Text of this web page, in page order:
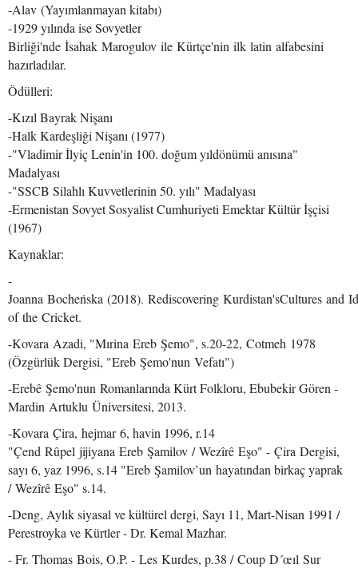
-Alav (Yayımlanmayan kitabı)
-1929 yılında ise Sovyetler
Birliği'nde İsahak Marogulov ile Kürtçe'nin ilk latin alfabesini
hazırladılar.
Ödülleri:
-Kızıl Bayrak Nişanı
-Halk Kardeşliği Nişanı (1977)
-"Vladimir İlyiç Lenin'in 100. doğum yıldönümü anısına"
Madalyası
-"SSCB Silahlı Kuvvetlerinin 50. yılı" Madalyası
-Ermenistan Sovyet Sosyalist Cumhuriyeti Emektar Kültür İşçisi
(1967)
Kaynaklar:
-
Joanna Bocheńska (2018). Rediscovering Kurdistan'sCultures and
of the Cricket.
-Kovara Azadi, "Mırina Ereb Şemo", s.20-22, Cotmeh 1978
(Özgürlük Dergisi, "Ereb Şemo'nun Vefatı")
-Erebê Şemo'nun Romanlarında Kürt Folkloru, Ebubekir Gören -
Mardin Artuklu Üniversitesi, 2013.
-Kovara Çira, hejmar 6, havin 1996, r.14
"Çend Rûpel jijiyana Ereb Şamilov / Wezîrê Eşo" - Çira Dergisi,
sayı 6, yaz 1996, s.14 "Ereb Şamilov’un hayatından birkaç yaprak
/ Wezîrê Eşo" s.14.
-Deng, Aylık siyasal ve kültürel dergi, Sayı 11, Mart-Nisan 1991 /
Perestroyka ve Kürtler - Dr. Kemal Mazhar.
- Fr. Thomas Bois, O.P. - Les Kurdes, p.38 / Coup D´œıl Sur